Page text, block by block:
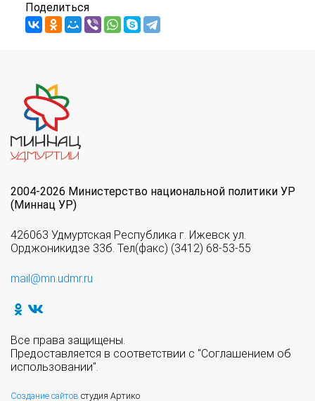
Поделиться
2004-2026 Министерство национальной политики УР
(Миннац УР)
426063 Удмуртская Республика г. Ижевск ул.
Орджоникидзе 33б. Тел(факс) (3412) 68-53-55
mail@mn.udmr.ru
Все права защищены.
Предоставляется в соответствии с "Соглашением об
использовании".
Создание сайтов студия Артико